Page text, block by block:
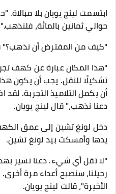
ابتسمت لينج يويان بلا مبالاة.
حوالي ثمانين بالمائة، فلنذهب."
"كيف من المفترض أن
"هذا المكان عبارة عن كهف
تشكيلًا للنقل. يجب أن يكون
أن يكمل التلاميذ التجربة. لقد
دعنا نذهب،" قال لينج يويان.
دخل لونغ تشين إلى عمق
يدها وأمسكت بيد لونغ تشين.
"لا تقل أي شيء. دعنا نسير
رحيلنا، سنصبح أعداء مرة
الأخيرة"، قالت لينج يويان.